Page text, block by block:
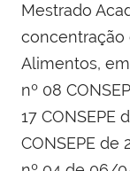
Mestrado
concentração
Alimentos,
nº 08
17 CONSEPE
CONSEPE